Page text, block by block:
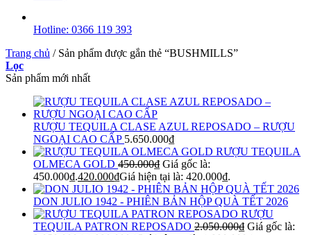
Hotline: 0366 119 393
Trang chủ /Sản phẩm được gắn thẻ “BUSHMILLS”
Lọc
Sản phẩm mới nhất
RƯỢU TEQUILA CLASE AZUL REPOSADO – RƯỢU
NGOẠI CAO CẤP 5.650.000₫
RƯỢU TEQUILA
OLMECA GOLD 450.000₫ Giá gốc là:
450.000₫.420.000₫Giá hiện tại là: 420.000₫.
DON JULIO 1942 - PHIÊN BẢN HỘP QUÀ TẾT 2026
RƯỢU
TEQUILA PATRON REPOSADO 2.050.000₫ Giá gốc là: